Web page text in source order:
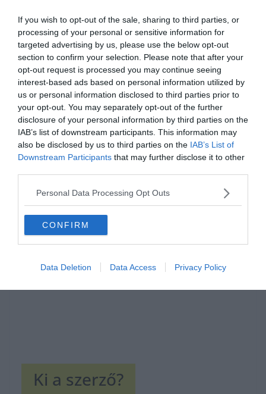
If you wish to opt-out of the sale, sharing to third parties, or
processing of your personal or sensitive information for
targeted advertising by us, please use the below opt-out
section to confirm your selection. Please note that after your
opt-out request is processed you may continue seeing
interest-based ads based on personal information utilized by
us or personal information disclosed to third parties prior to
your opt-out. You may separately opt-out of the further
disclosure of your personal information by third parties on the
IAB’s list of downstream participants. This information may
also be disclosed by us to third parties on the IAB’s List of
Downstream Participants that may further disclose it to other
Personal Data Processing Opt Outs
CONFIRM
Data Deletion Data Access Privacy Policy
éstovábbi érdekes napi játékokat találhatsz.
Hirdetés
Ki a szerző?